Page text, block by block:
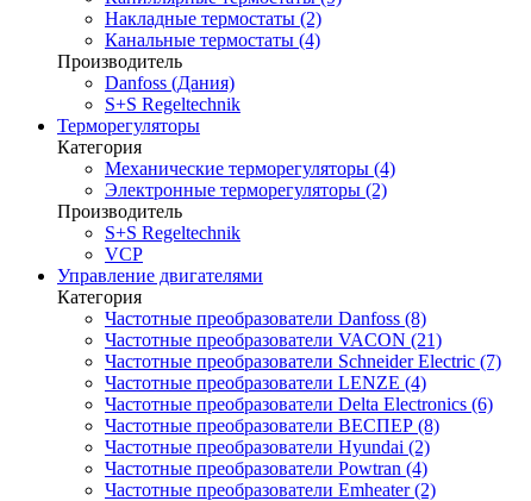
Накладные термостаты (2)
Канальные термостаты (4)
Производитель
Danfoss (Дания)
S+S Regeltechnik
Терморегуляторы
Категория
Механические терморегуляторы (4)
Электронные терморегуляторы (2)
Производитель
S+S Regeltechnik
VCP
Управление двигателями
Категория
Частотные преобразователи Danfoss (8)
Частотные преобразователи VACON (21)
Частотные преобразователи Schneider Electric (7)
Частотные преобразователи LENZE (4)
Частотные преобразователи Delta Electronics (6)
Частотные преобразователи ВЕСПЕР (8)
Частотные преобразователи Hyundai (2)
Частотные преобразователи Powtran (4)
Частотные преобразователи Emheater (2)